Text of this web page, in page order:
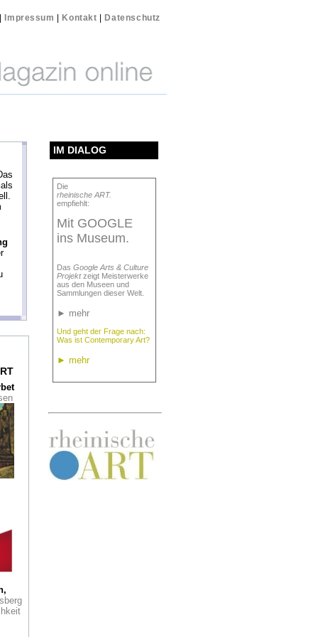
Impressum Kontakt Datenschutz
IM DIALOG
Die
rheinische ART.
empfiehlt:
Mit GOOGLE
ins Museum.
Das Google Arts & Culture
Projektzeigt Meisterwerke
aus den Museen und
Sammlungen dieser Welt.
► mehr
Und geht der Frage nach:
Was ist Contemporary Art?
► mehr